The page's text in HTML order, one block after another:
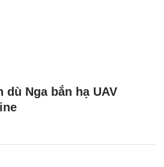
dù Nga bắn hạ UAV